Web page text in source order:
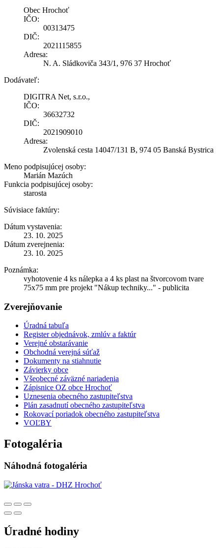
Obec Hrochoť
IČO:
00313475
DIČ:
2021115855
Adresa:
N. A. Sládkoviča 343/1, 976 37 Hrochoť
Dodávateľ:
DIGITRA Net, s.r.o.,
IČO:
36632732
DIČ:
2021909010
Adresa:
Zvolenská cesta 14047/131 B, 974 05 Banská Bystrica
Meno podpisujúcej osoby:
Marián Mazúch
Funkcia podpisujúcej osoby:
starosta
Súvisiace faktúry:
Dátum vystavenia:
23. 10. 2025
Dátum zverejnenia:
23. 10. 2025
Poznámka:
vyhotovenie 4 ks nálepka a 4 ks plast na štvorcovom tvare
75x75 mm pre projekt "Nákup techniky..." - publicita
Zverejňovanie
Úradná tabuľa
Register objednávok, zmlúv a faktúr
Verejné obstarávanie
Obchodná verejná súťaž
Dokumenty na stiahnutie
Závierky obce
Všeobecné záväzné nariadenia
Zápisnice OZ obce Hrochoť
Uznesenia obecného zastupiteľstva
Plán zasadnutí obecného zastupiteľstva
Rokovací poriadok obecného zastupiteľstva
VOĽBY
Fotogaléria
Náhodná fotogaléria
Úradné hodiny